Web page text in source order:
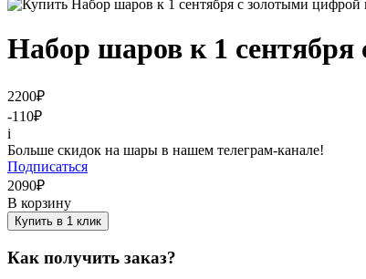
Набор шаров к 1
2200₽
-110₽
i
Больше скидок на шары в нашем телеграм-канале!
Подписаться
2090₽
В корзину
Купить в 1 клик
Как получить заказ?